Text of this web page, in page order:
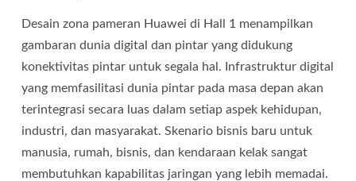
Desain zona pameran Huawei di Hall 1 menampilkan
gambaran dunia digital dan pintar yang didukung
konektivitas pintar untuk segala hal. Infrastruktur digital
yang memfasilitasi dunia pintar pada masa depan akan
terintegrasi secara luas dalam setiap aspek kehidupan,
industri, dan masyarakat. Skenario bisnis baru untuk
manusia, rumah, bisnis, dan kendaraan kelak sangat
membutuhkan kapabilitas jaringan yang lebih memadai.